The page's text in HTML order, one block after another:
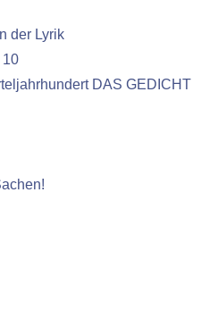
der Lyrik
10
DAS GEDICHT